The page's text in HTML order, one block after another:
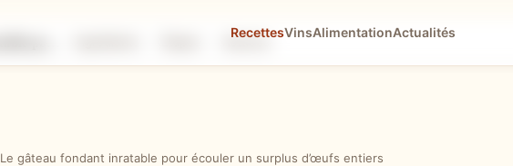
RecettesVinsAlimentationActualités
Astuces
Le gâteau fondant inratable pour écouler un surplus d’œufs entiers